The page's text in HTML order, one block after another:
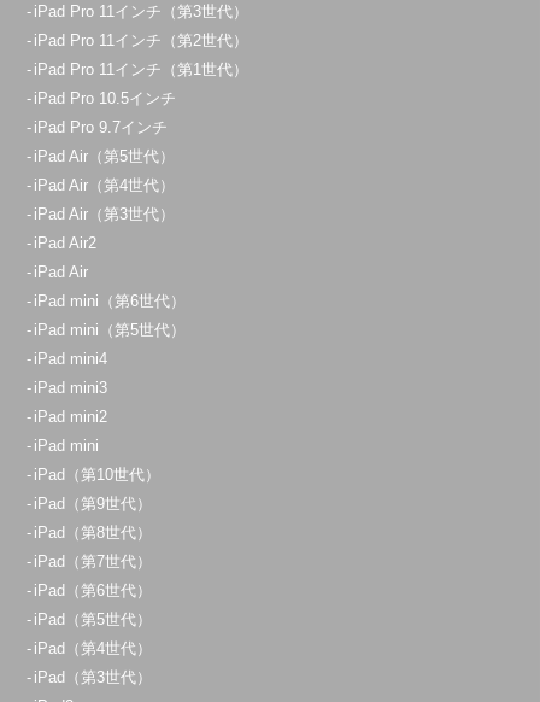
iPad Pro 11インチ（第3世代）
iPad Pro 11インチ（第2世代）
iPad Pro 11インチ（第1世代）
iPad Pro 10.5インチ
iPad Pro 9.7インチ
iPad Air（第5世代）
iPad Air（第4世代）
iPad Air（第3世代）
iPad Air2
iPad Air
iPad mini（第6世代）
iPad mini（第5世代）
iPad mini4
iPad mini3
iPad mini2
iPad mini
iPad（第10世代）
iPad（第9世代）
iPad（第8世代）
iPad（第7世代）
iPad（第6世代）
iPad（第5世代）
iPad（第4世代）
iPad（第3世代）